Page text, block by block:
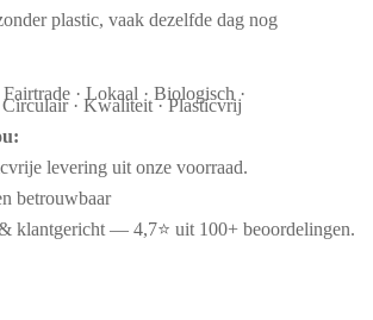
plastic, vaak dezelfde dag nog
· Lokaal · Biologisch ·
Circulair · Kwaliteit · Plasticvrij
levering uit onze voorraad.
betrouwbaar
klantgericht — 4,7⭐ uit 100+ beoordelingen.